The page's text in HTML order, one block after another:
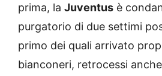
prima, la Juventus è
purgatorio di due settimi
primo dei quali arrivato
bianconeri, retrocessi